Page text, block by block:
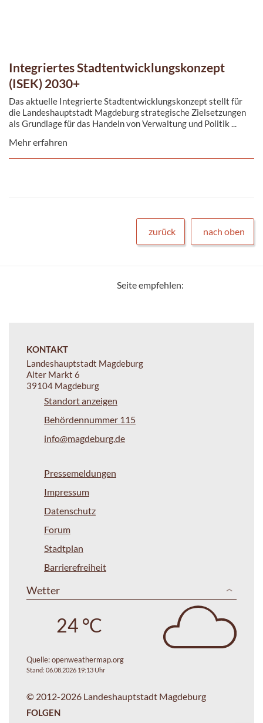
Integriertes Stadtentwicklungskonzept
(ISEK) 2030+
Das aktuelle Integrierte Stadtentwicklungskonzept stellt für
die Landeshauptstadt Magdeburg strategische Zielsetzungen
als Grundlage für das Handeln von Verwaltung und Politik ...
Mehr erfahren
zurück nach oben
Seite empfehlen:
KONTAKT
Landeshauptstadt Magdeburg
Alter Markt 6
39104 Magdeburg
Standort anzeigen
Behördennummer 115
info@magdeburg.de
Pressemeldungen
Impressum
Datenschutz
Forum
Stadtplan
Barrierefreiheit
Wetter
24 °C
Quelle:openweathermap.org
Stand: 06.08.2026 19:13 Uhr
© 2012-2026 Landeshauptstadt Magdeburg
FOLGEN